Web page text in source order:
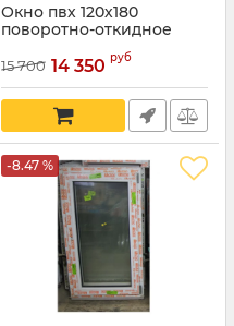
Окно пвх 120х180
поворотно-откидное
15 700 14 350 руб
-8.47 %